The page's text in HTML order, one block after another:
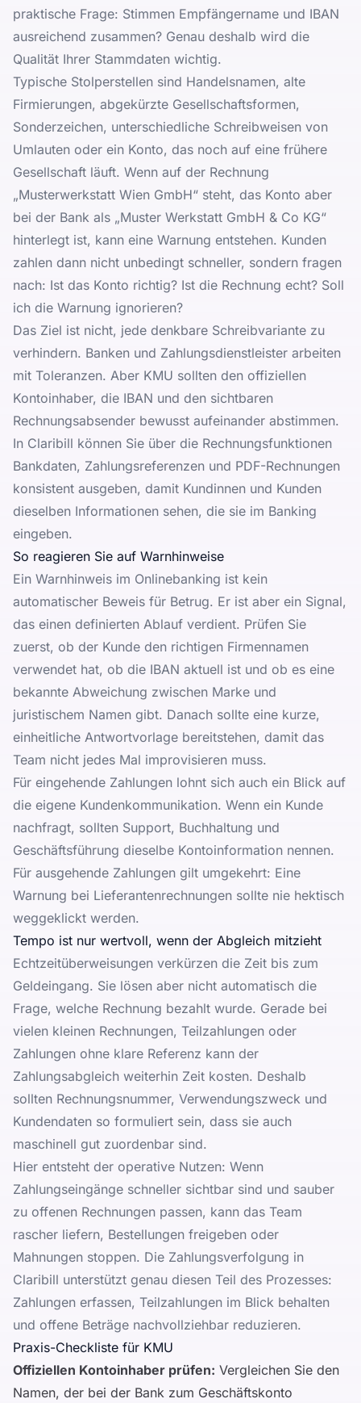
praktische Frage: Stimmen Empfängername und IBAN
ausreichend zusammen? Genau deshalb wird die
Qualität Ihrer Stammdaten wichtig.
Typische Stolperstellen sind Handelsnamen, alte
Firmierungen, abgekürzte Gesellschaftsformen,
Sonderzeichen, unterschiedliche Schreibweisen von
Umlauten oder ein Konto, das noch auf eine frühere
Gesellschaft läuft. Wenn auf der Rechnung
„Musterwerkstatt Wien GmbH“ steht, das Konto aber
bei der Bank als „Muster Werkstatt GmbH & Co KG“
hinterlegt ist, kann eine Warnung entstehen. Kunden
zahlen dann nicht unbedingt schneller, sondern fragen
nach: Ist das Konto richtig? Ist die Rechnung echt? Soll
ich die Warnung ignorieren?
Das Ziel ist nicht, jede denkbare Schreibvariante zu
verhindern. Banken und Zahlungsdienstleister arbeiten
mit Toleranzen. Aber KMU sollten den offiziellen
Kontoinhaber, die IBAN und den sichtbaren
Rechnungsabsender bewusst aufeinander abstimmen.
In Claribill können Sie über die Rechnungsfunktionen
Bankdaten, Zahlungsreferenzen und PDF-Rechnungen
konsistent ausgeben, damit Kundinnen und Kunden
dieselben Informationen sehen, die sie im Banking
eingeben.
So reagieren Sie auf Warnhinweise
Ein Warnhinweis im Onlinebanking ist kein
automatischer Beweis für Betrug. Er ist aber ein Signal,
das einen definierten Ablauf verdient. Prüfen Sie
zuerst, ob der Kunde den richtigen Firmennamen
verwendet hat, ob die IBAN aktuell ist und ob es eine
bekannte Abweichung zwischen Marke und
juristischem Namen gibt. Danach sollte eine kurze,
einheitliche Antwortvorlage bereitstehen, damit das
Team nicht jedes Mal improvisieren muss.
Für eingehende Zahlungen lohnt sich auch ein Blick auf
die eigene Kundenkommunikation. Wenn ein Kunde
nachfragt, sollten Support, Buchhaltung und
Geschäftsführung dieselbe Kontoinformation nennen.
Für ausgehende Zahlungen gilt umgekehrt: Eine
Warnung bei Lieferantenrechnungen sollte nie hektisch
weggeklickt werden.
Tempo ist nur wertvoll, wenn der Abgleich mitzieht
Echtzeitüberweisungen verkürzen die Zeit bis zum
Geldeingang. Sie lösen aber nicht automatisch die
Frage, welche Rechnung bezahlt wurde. Gerade bei
vielen kleinen Rechnungen, Teilzahlungen oder
Zahlungen ohne klare Referenz kann der
Zahlungsabgleich weiterhin Zeit kosten. Deshalb
sollten Rechnungsnummer, Verwendungszweck und
Kundendaten so formuliert sein, dass sie auch
maschinell gut zuordenbar sind.
Hier entsteht der operative Nutzen: Wenn
Zahlungseingänge schneller sichtbar sind und sauber
zu offenen Rechnungen passen, kann das Team
rascher liefern, Bestellungen freigeben oder
Mahnungen stoppen. Die Zahlungsverfolgung in
Claribill unterstützt genau diesen Teil des Prozesses:
Zahlungen erfassen, Teilzahlungen im Blick behalten
und offene Beträge nachvollziehbar reduzieren.
Praxis-Checkliste für KMU
Offiziellen Kontoinhaber prüfen: Vergleichen Sie den
Namen, der bei der Bank zum Geschäftskonto